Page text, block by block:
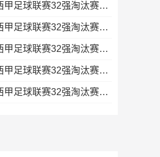
08月04日佛山西甲足球联赛32强淘汰赛广东西南建设VS香港圣徒全场录像
08月04日佛山西甲足球联赛32强淘汰赛肇庆恒骏成VS三七互娱全场录像
08月04日佛山西甲足球联赛32强淘汰赛贪玩游戏VS美的薪火全场录像
08月03日佛山西甲足球联赛32强淘汰赛广州求信VS顺德新青年全场录像
08月03日佛山西甲足球联赛32强淘汰赛三水乐民兴健力宝VS中国澳门澳科精英全场录像